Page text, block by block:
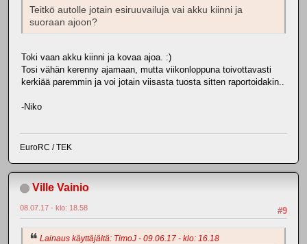
Teitkö autolle jotain esiruuvailuja vai akku kiinni ja
suoraan ajoon?
Toki vaan akku kiinni ja kovaa ajoa. :)
Tosi vähän kerenny ajamaan, mutta viikonloppuna toivottavasti
kerkiää paremmin ja voi jotain viisasta tuosta sitten raportoidakin..
-Niko
EuroRC / TEK
Ville Vainio
#9
08.07.17 - klo: 18.58
Lainaus käyttäjältä: TimoJ - 09.06.17 - klo: 16.18